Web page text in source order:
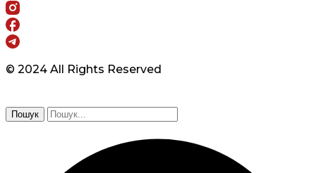
© 2024 All Rights Reserved
Пошук